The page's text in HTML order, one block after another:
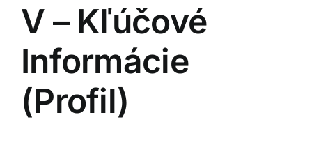
V – Kľúčové
Informácie
(Profil)